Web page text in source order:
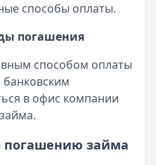
способы оплаты.
погашения
способом оплаты
в офис компании
погашению займа